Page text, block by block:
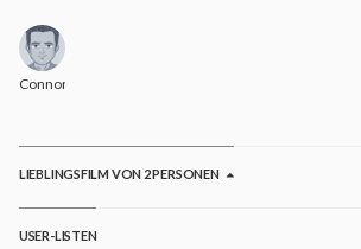
ConnorJMacleod
LIEBLINGSFILM VON 2 PERSONEN
USER-LISTEN